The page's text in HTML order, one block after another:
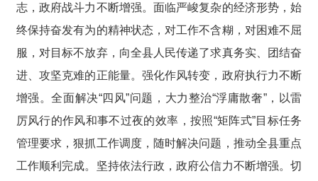
志，政府战斗力不断增强。面临严峻复杂的经济形势，始
终保持奋发有为的精神状态，对工作不含糊，对困难不屈
服，对目标不放弃，向全县人民传递了求真务实、团结奋
进、攻坚克难的正能量。强化作风转变，政府执行力不断
增强。全面解决“四风”问题，大力整治“浮庸散奢”，以雷
厉风行的作风和事不过夜的效率，按照“矩阵式”目标任务
管理要求，狠抓工作调度，随时解决问题，推动全县重点
工作顺利完成。坚持依法行政，政府公信力不断增强。切